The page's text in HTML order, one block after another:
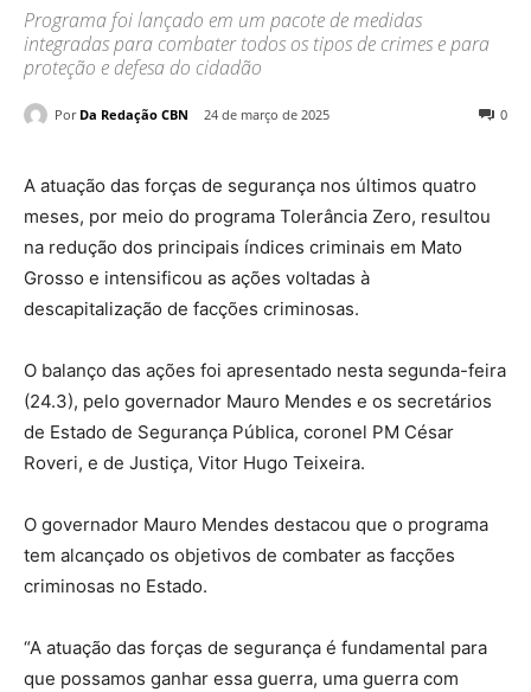
Programa foi lançado em um pacote de medidas
integradas para combater todos os tipos de crimes e para
proteção e defesa do cidadão
Por Da Redação CBN 24 de março de 2025 0
A atuação das forças de segurança nos últimos quatro
meses, por meio do programa Tolerância Zero, resultou
na redução dos principais índices criminais em Mato
Grosso e intensificou as ações voltadas à
descapitalização de facções criminosas.
O balanço das ações foi apresentado nesta segunda-feira
(24.3), pelo governador Mauro Mendes e os secretários
de Estado de Segurança Pública, coronel PM César
Roveri, e de Justiça, Vitor Hugo Teixeira.
O governador Mauro Mendes destacou que o programa
tem alcançado os objetivos de combater as facções
criminosas no Estado.
“A atuação das forças de segurança é fundamental para
que possamos ganhar essa guerra, uma guerra com